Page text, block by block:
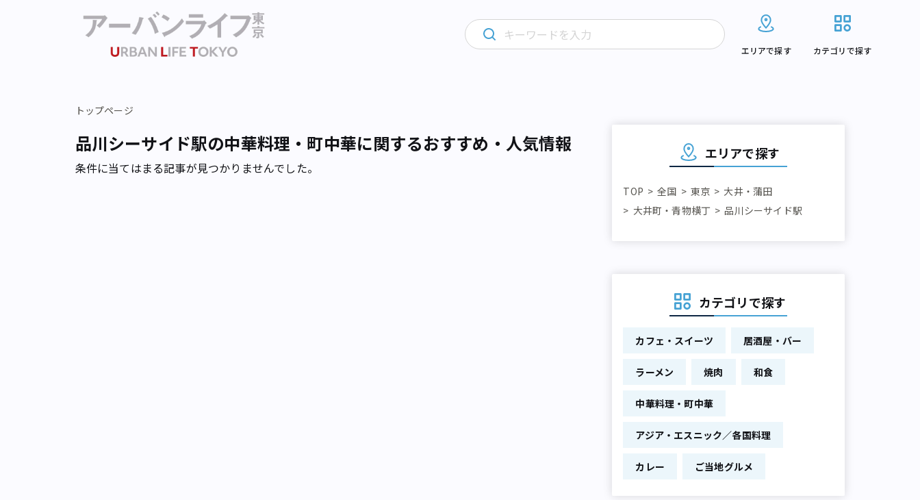
エリアで探す カテゴリで探す
トップページ
品川シーサイド駅の中華料理・町中華に関するおすすめ・人気情報
条件に当てはまる記事が見つかりませんでした。
エリアで探す
TOP 全国 東京
大井・蒲田
大井町・青物横丁
品川シーサイド駅
カテゴリで探す
カフェ・スイーツ 居酒屋・バー
ラーメン 焼肉 和食
中華料理・町中華
アジア・エスニック／各国料理
カレー ご当地グルメ